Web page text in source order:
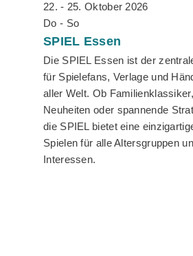
22. - 25. Oktober 2026
Do - So
SPIEL Essen
Die SPIEL Essen ist der
für Spielefans, Verlage und
aller Welt. Ob
Neuheiten oder spannende
die SPIEL bietet eine
Spielen für alle Altersgruppen
Interessen.